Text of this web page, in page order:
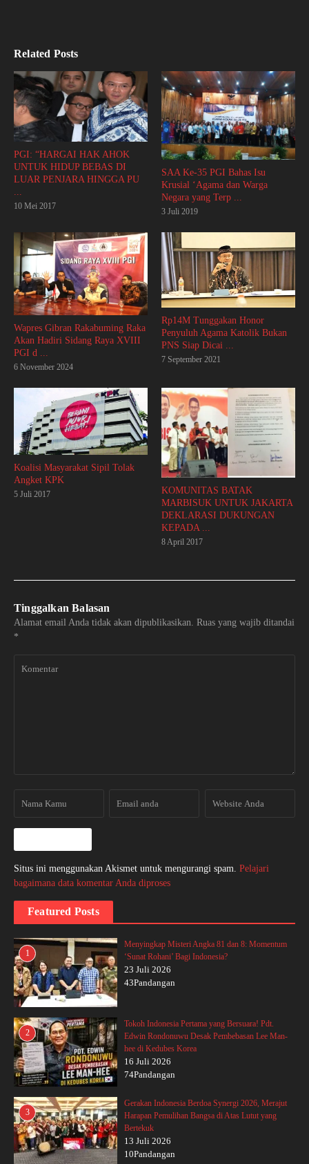
Related Posts
PGI: “HARGAI HAK AHOK
UNTUK HIDUP BEBAS DI
LUAR PENJARA HINGGA PU
...
10 Mei 2017
SAA Ke-35 PGI Bahas Isu
Krusial ‘Agama dan Warga
Negara yang Terp ...
3 Juli 2019
Wapres Gibran Rakabuming Raka
Akan Hadiri Sidang Raya XVIII
PGI d ...
6 November 2024
Rp14M Tunggakan Honor
Penyuluh Agama Katolik Bukan
PNS Siap Dicai ...
7 September 2021
Koalisi Masyarakat Sipil Tolak
Angket KPK
5 Juli 2017
KOMUNITAS BATAK
MARBISUK UNTUK JAKARTA
DEKLARASI DUKUNGAN
KEPADA ...
8 April 2017
Tinggalkan Balasan
Alamat email Anda tidak akan dipublikasikan. Ruas yang wajib ditandai
*
Situs ini menggunakan Akismet untuk mengurangi spam. Pelajari
bagaimana data komentar Anda diproses
Featured Posts
1
Menyingkap Misteri Angka 81 dan 8: Momentum
‘Sunat Rohani’ Bagi Indonesia?
23 Juli 2026
43Pandangan
2
Tokoh Indonesia Pertama yang Bersuara! Pdt.
Edwin Rondonuwu Desak Pembebasan Lee Man-
hee di Kedubes Korea
16 Juli 2026
74Pandangan
3
Gerakan Indonesia Berdoa Synergi 2026, Merajut
Harapan Pemulihan Bangsa di Atas Lutut yang
Bertekuk
13 Juli 2026
10Pandangan